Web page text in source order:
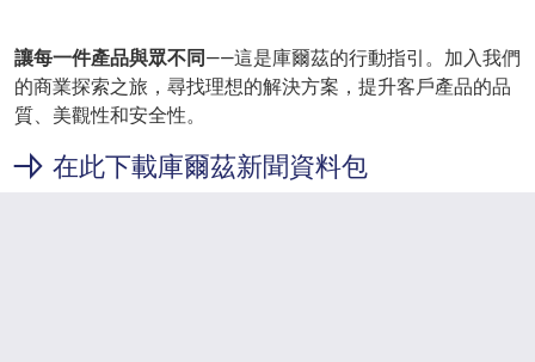
讓每一件產品與眾不同——這是庫爾茲的行動指引。加入我們
的商業探索之旅，尋找理想的解決方案，提升客戶產品的品
質、美觀性和安全性。
在此下載庫爾茲新聞資料包